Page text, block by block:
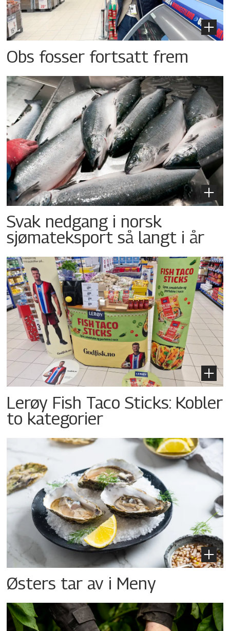
Obs fosser fortsatt frem
Svak nedgang i norsk
sjømateksport så langt i år
Lerøy Fish Taco Sticks: Kobler
to kategorier
Østers tar av i Meny